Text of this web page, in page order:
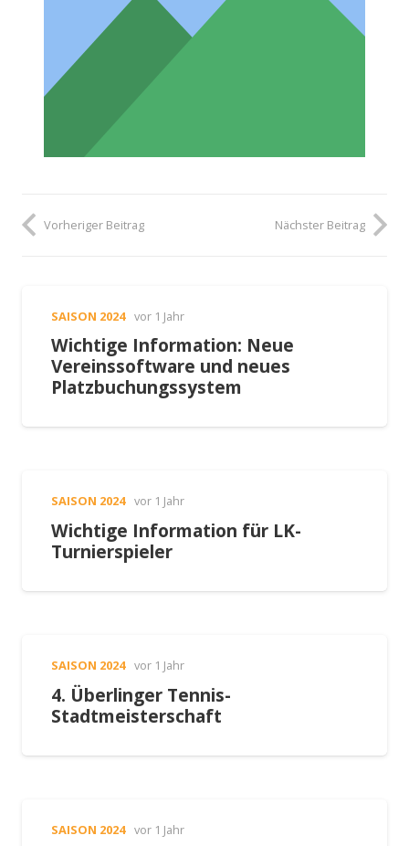
Vorheriger Beitrag Nächster Beitrag
SAISON 2024 vor 1 Jahr
Wichtige Information: Neue
Vereinssoftware und neues
Platzbuchungssystem
SAISON 2024 vor 1 Jahr
Wichtige Information für LK-
Turnierspieler
SAISON 2024 vor 1 Jahr
4. Überlinger Tennis-
Stadtmeisterschaft
SAISON 2024 vor 1 Jahr